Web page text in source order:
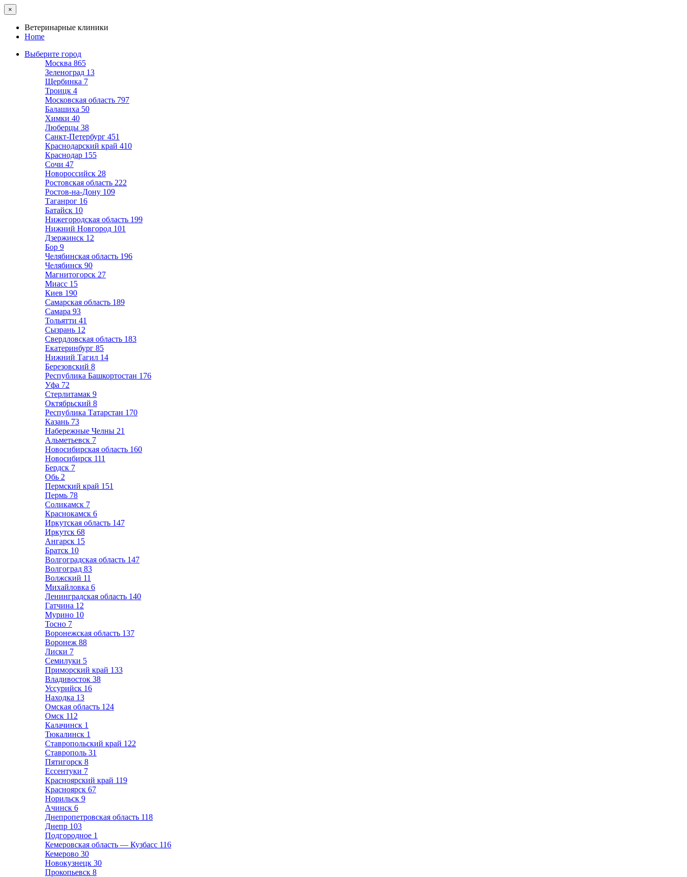
×
Ветеринарные клиники
Home
Выберите город
Москва 865
Зеленоград 13
Щербинка 7
Троицк 4
Московская область 797
Балашиха 50
Химки 40
Люберцы 38
Санкт-Петербург 451
Краснодарский край 410
Краснодар 155
Сочи 47
Новороссийск 28
Ростовская область 222
Ростов-на-Дону 109
Таганрог 16
Батайск 10
Нижегородская область 199
Нижний Новгород 101
Дзержинск 12
Бор 9
Челябинская область 196
Челябинск 90
Магнитогорск 27
Миасс 15
Киев 190
Самарская область 189
Самара 93
Тольятти 41
Сызрань 12
Свердловская область 183
Екатеринбург 85
Нижний Тагил 14
Березовский 8
Республика Башкортостан 176
Уфа 72
Стерлитамак 9
Октябрьский 8
Республика Татарстан 170
Казань 73
Набережные Челны 21
Альметьевск 7
Новосибирская область 160
Новосибирск 111
Бердск 7
Обь 2
Пермский край 151
Пермь 78
Соликамск 7
Краснокамск 6
Иркутская область 147
Иркутск 68
Ангарск 15
Братск 10
Волгоградская область 147
Волгоград 83
Волжский 11
Михайловка 6
Ленинградская область 140
Гатчина 12
Мурино 10
Тосно 7
Воронежская область 137
Воронеж 88
Лиски 7
Семилуки 5
Приморский край 133
Владивосток 38
Уссурийск 16
Находка 13
Омская область 124
Омск 112
Калачинск 1
Тюкалинск 1
Ставропольский край 122
Ставрополь 31
Пятигорск 8
Ессентуки 7
Красноярский край 119
Красноярск 67
Норильск 9
Ачинск 6
Днепропетровская область 118
Днепр 103
Подгородное 1
Кемеровская область — Кузбасс 116
Кемерово 30
Новокузнецк 30
Прокопьевск 8